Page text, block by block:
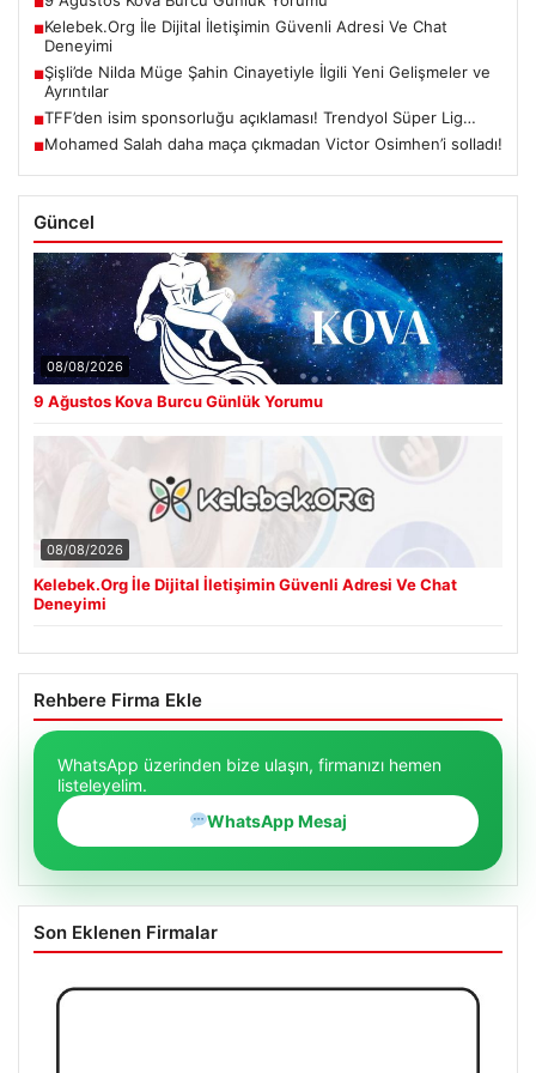
■Kelebek.Org İle Dijital İletişimin Güvenli Adresi Ve Chat
Deneyimi
■Şişli’de Nilda Müge Şahin Cinayetiyle İlgili Yeni Gelişmeler ve
Ayrıntılar
■TFF’den isim sponsorluğu açıklaması! Trendyol Süper Lig…
■Mohamed Salah daha maça çıkmadan Victor Osimhen’i solladı!
Güncel
08/08/2026
9 Ağustos Kova Burcu Günlük Yorumu
08/08/2026
Kelebek.Org İle Dijital İletişimin Güvenli Adresi Ve Chat
Deneyimi
Rehbere Firma Ekle
WhatsApp üzerinden bize ulaşın, firmanızı hemen
listeleyelim.
WhatsApp Mesaj
Son Eklenen Firmalar